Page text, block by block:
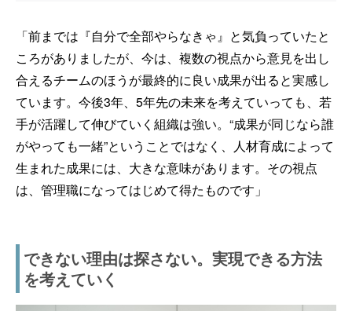
「前までは『自分で全部やらなきゃ』と気負っていたと
ころがありましたが、今は、複数の視点から意見を出し
合えるチームのほうが最終的に良い成果が出ると実感し
ています。今後3年、5年先の未来を考えていっても、若
手が活躍して伸びていく組織は強い。“成果が同じなら誰
がやっても一緒”ということではなく、人材育成によって
生まれた成果には、大きな意味があります。その視点
は、管理職になってはじめて得たものです」
できない理由は探さない。実現できる方法
を考えていく